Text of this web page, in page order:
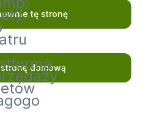
tę stronę
domową